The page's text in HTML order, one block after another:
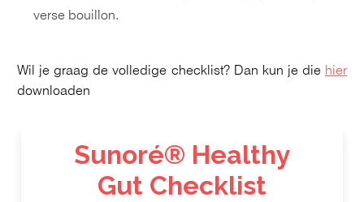
verse bouillon.
Wil je graag de volledige checklist? Dan kun je die hier
downloaden
Sunoré® Healthy
Gut Checklist